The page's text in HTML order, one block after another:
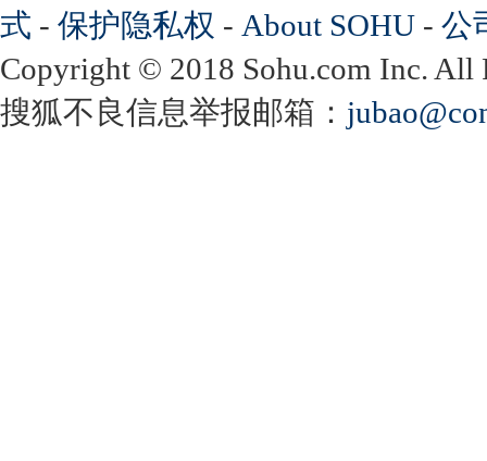
式 - 保护隐私权 - About SOHU - 公
Copyright © 2018 Sohu.com Inc.
搜狐不良信息举报邮箱：